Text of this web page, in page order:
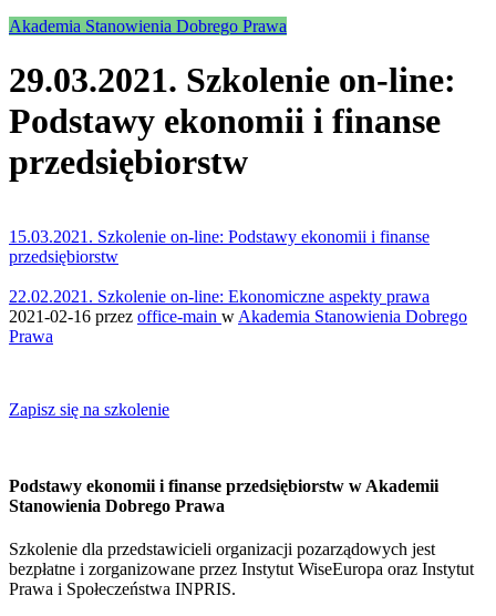
Akademia Stanowienia Dobrego Prawa
29.03.2021. Szkolenie on-line:
Podstawy ekonomii i finanse
przedsiębiorstw
15.03.2021. Szkolenie on-line: Podstawy ekonomii i finanse
przedsiębiorstw
22.02.2021. Szkolenie on-line: Ekonomiczne aspekty prawa
2021-02-16 przez office-main w Akademia Stanowienia Dobrego
Prawa
Zapisz się na szkolenie
Podstawy ekonomii i finanse przedsiębiorstw w Akademii
Stanowienia Dobrego Prawa
Szkolenie dla przedstawicieli organizacji pozarządowych jest
bezpłatne i zorganizowane przez Instytut WiseEuropa oraz Instytut
Prawa i Społeczeństwa INPRIS.